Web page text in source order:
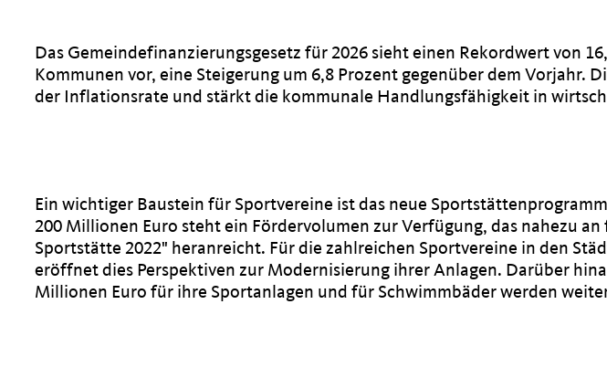
Das Gemeindefinanzierungsgesetz für 2026 sieht einen Rekordwert von
Kommunen vor, eine Steigerung um 6,8 Prozent gegenüber dem Vorjahr.
der Inflationsrate und stärkt die kommunale Handlungsfähigkeit in
Ein wichtiger Baustein für Sportvereine ist das neue
200 Millionen Euro steht ein Fördervolumen zur Verfügung, das nahezu
Sportstätte 2022" heranreicht. Für die zahlreichen Sportvereine in den
eröffnet dies Perspektiven zur Modernisierung ihrer Anlagen. Darüber
Millionen Euro für ihre Sportanlagen und für Schwimmbäder werden